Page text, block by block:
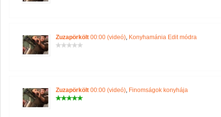
Zuzapörkölt 00:00 (videó), Konyhamánia Edit módra
Zuzapörkölt 00:00 (videó), Finomságok konyhája